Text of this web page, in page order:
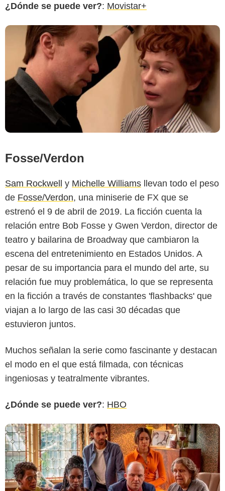
¿Dónde se puede ver?: Movistar+
Fosse/Verdon
Sam Rockwell y Michelle Williams llevan todo el peso
de Fosse/Verdon, una miniserie de FX que se
estrenó el 9 de abril de 2019. La ficción cuenta la
relación entre Bob Fosse y Gwen Verdon, director de
teatro y bailarina de Broadway que cambiaron la
escena del entretenimiento en Estados Unidos. A
pesar de su importancia para el mundo del arte, su
relación fue muy problemática, lo que se representa
en la ficción a través de constantes 'flashbacks' que
viajan a lo largo de las casi 30 décadas que
estuvieron juntos.
Muchos señalan la serie como fascinante y destacan
el modo en el que está filmada, con técnicas
ingeniosas y teatralmente vibrantes.
¿Dónde se puede ver?: HBO